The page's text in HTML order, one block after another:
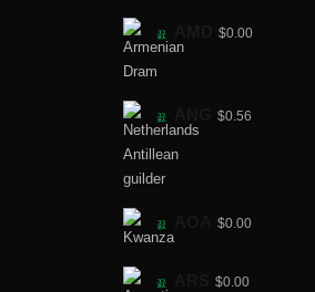
$0.00
$0.56
$0.00
$0.00